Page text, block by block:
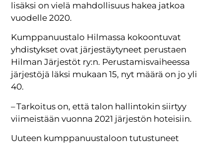
lisäksi on vielä mahdollisuus hakea jatkoa
vuodelle 2020.
Kumppanuustalo Hilmassa kokoontuvat
yhdistykset ovat järjestäytyneet perustaen
Hilman Järjestöt ry:n. Perustamisvaiheessa
järjestöjä läksi mukaan 15, nyt määrä on jo yli
40.
– Tarkoitus on, että talon hallintokin siirtyy
viimeistään vuonna 2021 järjestön hoteisiin.
Uuteen kumppanuustaloon tutustuneet